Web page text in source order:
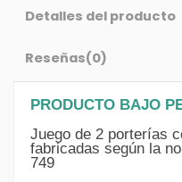
Detalles del producto
Reseñas(0)
PRODUCTO BAJO
Juego de 2 porterías
fabricadas según la
749